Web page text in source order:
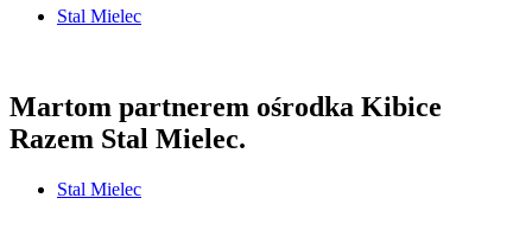
Stal Mielec
Martom partnerem ośrodka Kibice
Razem Stal Mielec.
Stal Mielec